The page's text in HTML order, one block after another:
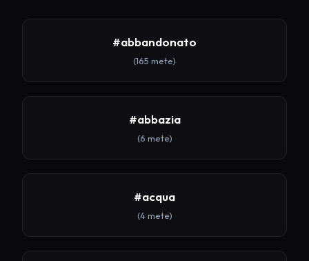
#abbandonato
(165 mete)
#abbazia
(6 mete)
#acqua
(4 mete)